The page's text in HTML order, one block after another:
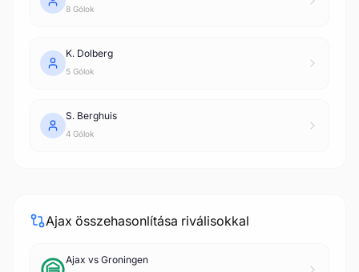
8 Gólok
K. Dolberg
5 Gólok
S. Berghuis
4 Gólok
Ajax összehasonlítása riválisokkal
Ajax vs Groningen